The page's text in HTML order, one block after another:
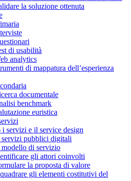
la soluzione ottenuta
di usabilità
analytics
di mappatura dell’esperienza
documentale
benchmark
euristica
i servizi e il service design
servizi pubblici digitali
di servizio
gli attori coinvolti
la proposta di valore
gli elementi costitutivi del